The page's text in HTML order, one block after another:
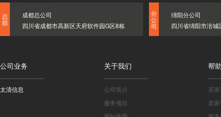
总
部
成都总公司
四川省成都市高新区天府软件园G区8栋
分
公
司
绵阳分公司
四川省绵阳市涪
公司业务
太清信息
关于我们
公司简介
服务项目
帮
买
卖